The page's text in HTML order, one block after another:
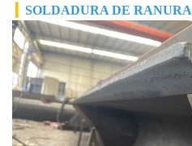
SOLDADURA DE RANURA